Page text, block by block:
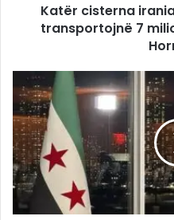
Katër cisterna
transportojnë 7